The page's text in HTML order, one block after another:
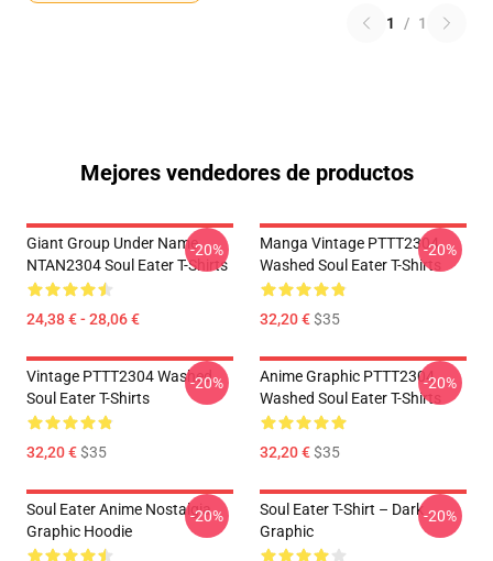
1 / 1
Mejores vendedores de productos
Giant Group Under Name
NTAN2304 Soul Eater T-Shirts
24,38 € - 28,06 €
-20%
Manga Vintage PTTT2304
Washed Soul Eater T-Shirts
32,20 €$35
-20%
Vintage PTTT2304 Washed
Soul Eater T-Shirts
32,20 €$35
-20%
Anime Graphic PTTT2304
Washed Soul Eater T-Shirts
32,20 €$35
-20%
Soul Eater Anime Nostalgia
Graphic Hoodie
-20%
Soul Eater T-Shirt – Dark
Graphic
-20%